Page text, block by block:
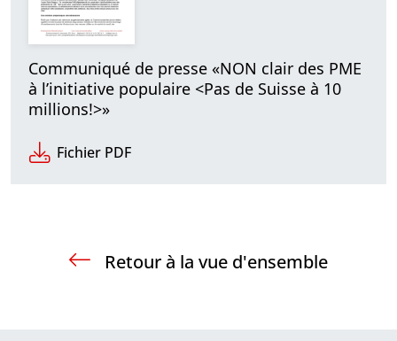
Communiqué de presse «NON clair des PME
à l’initiative populaire <Pas de Suisse à 10
millions!>»
Fichier PDF
Retour à la vue d'ensemble